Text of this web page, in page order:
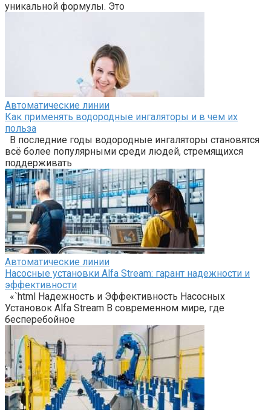
уникальной формулы. Это
Автоматические линии
Как применять водородные ингаляторы и в чем их
польза
В последние годы водородные ингаляторы становятся
всё более популярными среди людей, стремящихся
поддерживать
Автоматические линии
Насосные установки Alfa Stream: гарант надежности и
эффективности
«`html Надежность и Эффективность Насосных
Установок Alfa Stream В современном мире, где
бесперебойное